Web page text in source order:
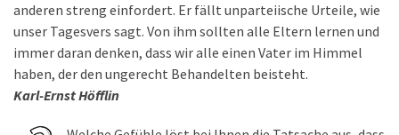
anderen streng einfordert. Er fällt unparteiische Urteile, wie
unser Tagesvers sagt. Von ihm sollten alle Eltern lernen und
immer daran denken, dass wir alle einen Vater im Himmel
haben, der den ungerecht Behandelten beisteht.
Karl-Ernst Höfflin